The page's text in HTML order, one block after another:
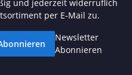
und jederzeit widerruflich
per E-Mail zu.
Newsletter
Abonnieren